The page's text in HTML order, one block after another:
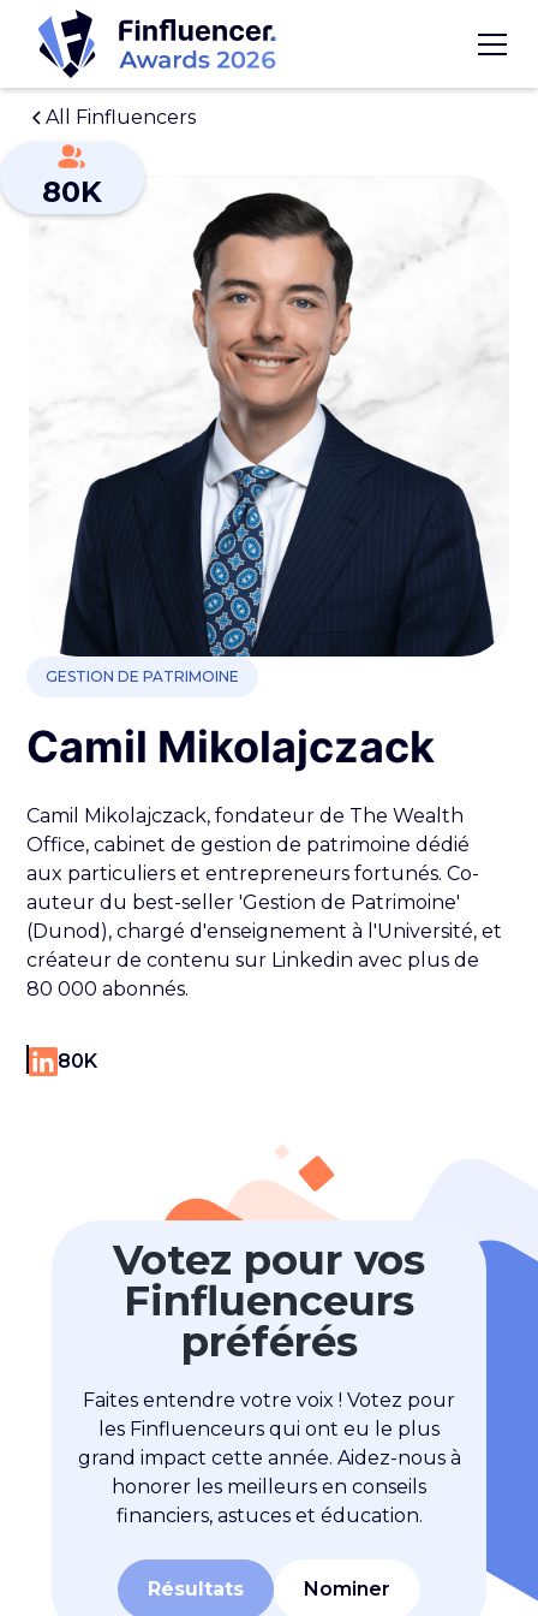
All Finfluencers
GESTION DE PATRIMOINE
Camil Mikolajczack
Camil Mikolajczack, fondateur de The Wealth
Office, cabinet de gestion de patrimoine dédié
aux particuliers et entrepreneurs fortunés. Co-
auteur du best-seller 'Gestion de Patrimoine'
(Dunod), chargé d'enseignement à l'Université, et
créateur de contenu sur Linkedin avec plus de
80 000 abonnés.
80K
80K
Votez pour vos
Finfluenceurs
préférés
Faites entendre votre voix ! Votez pour
les Finfluenceurs qui ont eu le plus
grand impact cette année. Aidez-nous à
honorer les meilleurs en conseils
financiers, astuces et éducation.
Résultats Nominer